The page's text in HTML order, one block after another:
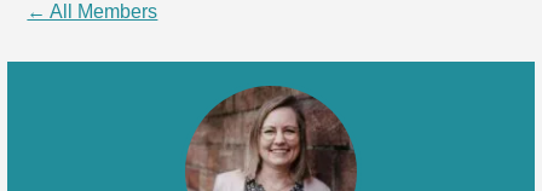
← All Members